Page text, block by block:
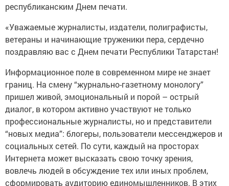
республиканским Днем печати.
«Уважаемые журналисты, издатели, полиграфисты,
ветераны и начинающие труженики пера, сердечно
поздравляю вас с Днем печати Республики Татарстан!
Информационное поле в современном мире не знает
границ. На смену “журнально-газетному монологу”
пришел живой, эмоциональный и порой – острый
диалог, в котором активно участвуют не только
профессиональные журналисты, но и представители
“новых медиа”: блогеры, пользователи мессенджеров и
социальных сетей. По сути, каждый на просторах
Интернета может высказать свою точку зрения,
вовлечь людей в обсуждение тех или иных проблем,
сформировать аудиторию единомышленников. В этих